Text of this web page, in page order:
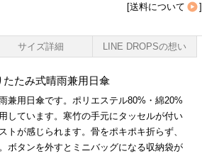
[送料について ]
サイズ詳細 LINE DROPSの想い
たみ式晴雨兼用日傘
兼用日傘です。ポリエステル80%・綿20%
しています。寒竹の手元にタッセルが付い
トが感じられます。骨をポキポキ折らず、
ボタンを外すとミニバッグになる収納袋が